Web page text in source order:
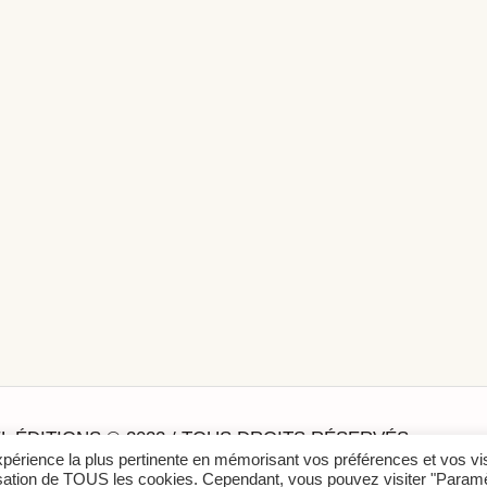
ÉDITIONS © 2022 / TOUS DROITS RÉSERVÉS
la plus pertinente en mémorisant vos préférences et vos
de TOUS les cookies. Cependant, vous pouvez visiter